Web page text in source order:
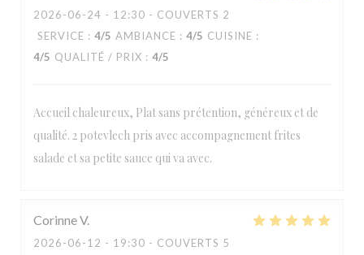
2026-06-24 - 12:30 - COUVERTS 2
SERVICE : 4/5 AMBIANCE : 4/5 CUISINE :
4/5 QUALITÉ / PRIX : 4/5
Accueil chaleureux, Plat sans prétention, généreux et de
qualité. 2 potevlech pris avec accompagnement frites
salade et sa petite sauce qui va avec.
CorinneV
2026-06-12 - 19:30 - COUVERTS 5